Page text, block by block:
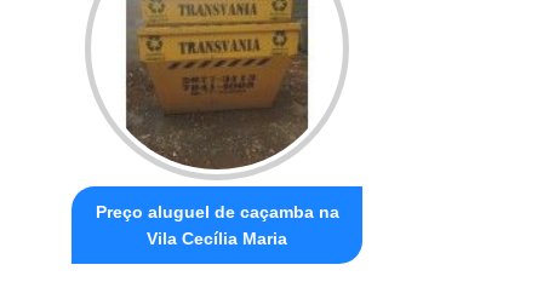
Preço aluguel de caçamba na
Vila Cecília Maria